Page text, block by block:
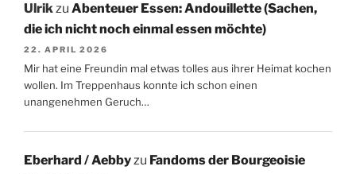
Ulrikzu Abenteuer Essen: Andouillette (Sachen,
die ich nicht noch einmal essen möchte)
22. APRIL 2026
Mir hat eine Freundin mal etwas tolles aus ihrer Heimat kochen
wollen. Im Treppenhaus konnte ich schon einen
unangenehmen Geruch…
Eberhard / Aebby zu Fandoms der Bourgeoisie